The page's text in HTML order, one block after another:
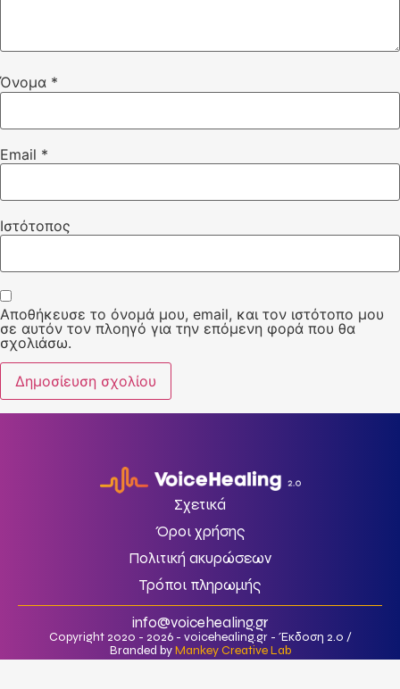
Όνομα *
Email *
Ιστότοπος
Αποθήκευσε το όνομά μου, email, και τον ιστότοπο μου
σε αυτόν τον πλοηγό για την επόμενη φορά που θα
σχολιάσω.
Σχετικά
Όροι χρήσης
Πολιτική ακυρώσεων
Τρόποι πληρωμής
info@voicehealing.gr
Copyright 2020 - 2026 - voicehealing.gr - Έκδοση 2.0 /
Branded byMankey Creative Lab